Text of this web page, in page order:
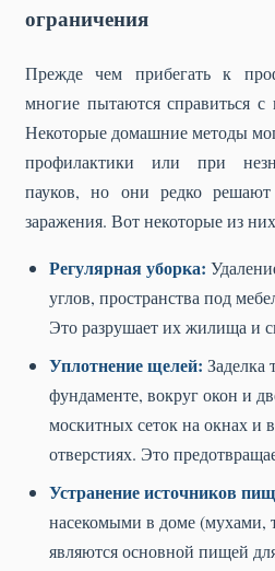
ограничения
Прежде чем прибегать к
многие пытаются справиться
Некоторые домашние методы
профилактики или при
пауков, но они редко
заражения. Вот некоторые из
Регулярная уборка:
углов, пространства под
Это разрушает их жилища и
Уплотнение щелей: Заделка
фундаменте, вокруг окон и
москитных сеток на окнах и
отверстиях. Это
Устранение источников
насекомыми в доме (мухами,
являются основной пищей